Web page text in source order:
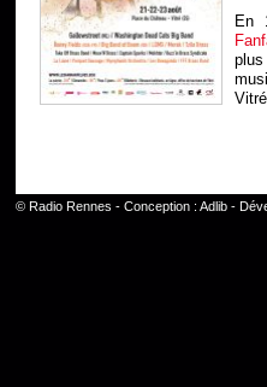
En
© Radio Rennes - Conception : Adlib-